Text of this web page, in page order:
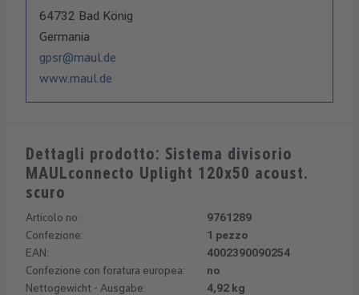
64732 Bad König
Germania
gpsr@maul.de
www.maul.de
Dettagli prodotto: Sistema divisorio
MAULconnecto Uplight 120x50 acoust.
scuro
Articolo no:
9761289
Confezione:
1 pezzo
EAN:
4002390090254
Confezione con foratura europea:
no
Nettogewicht - Ausgabe:
4,92 kg